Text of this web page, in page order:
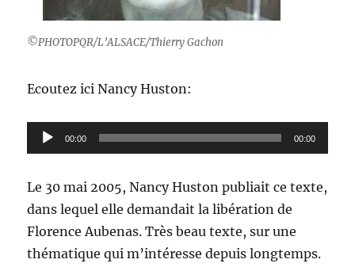
©PHOTOPQR/L’ALSACE/Thierry Gachon
Ecoutez ici Nancy Huston:
Lecteur
audio
00:00 00:00
Le 30 mai 2005, Nancy Huston publiait ce texte,
dans lequel elle demandait la libération de
Florence Aubenas. Très beau texte, sur une
thématique qui m’intéresse depuis longtemps.